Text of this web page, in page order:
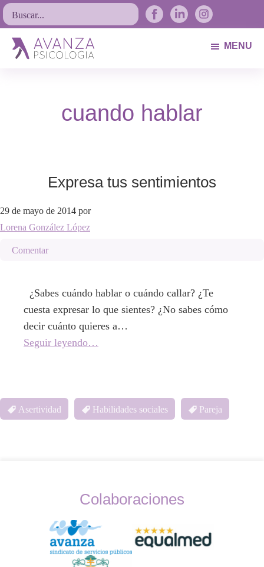
Saltar
a
navegación
Saltar
al
contenido
principal
Saltar
al
pie
Buscar...
MENU
cuando hablar
Expresa tus sentimientos
29 de mayo de 2014 por
Lorena González López
Comentar
¿Sabes cuándo hablar o cuándo callar? ¿Te
cuesta expresar lo que sientes? ¿No sabes cómo
decir cuánto quieres a…
Seguir leyendo…
Asertividad Habilidades sociales Pareja
Colaboraciones